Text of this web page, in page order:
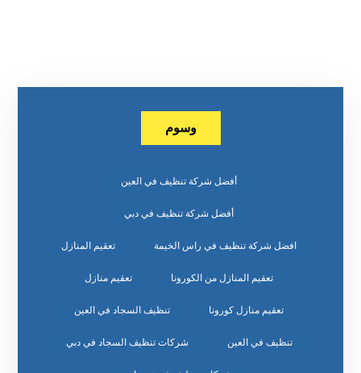
وسوم
أفضل شركة تنظيف في العين
أفضل شركة تنظيف في دبي
افضل شركة تنظيف في راس الخيمة تعقيم المنازل
تعقيم المنازل من الكورونا تعقيم منازل
تعقيم منازل كورونا تنظيف السجاد في العين
تنظيف في العين شركات تنظيف السجاد في دبي